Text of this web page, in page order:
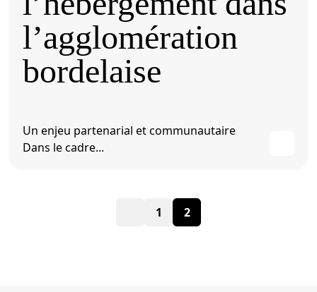
l’agglomération
bordelaise
Un enjeu partenarial et communautaire
Dans le cadre...
Pagination
1 2